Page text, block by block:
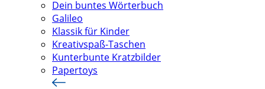
Dein buntes Wörterbuch
Galileo
Klassik für Kinder
Kreativspaß-Taschen
Kunterbunte Kratzbilder
Papertoys